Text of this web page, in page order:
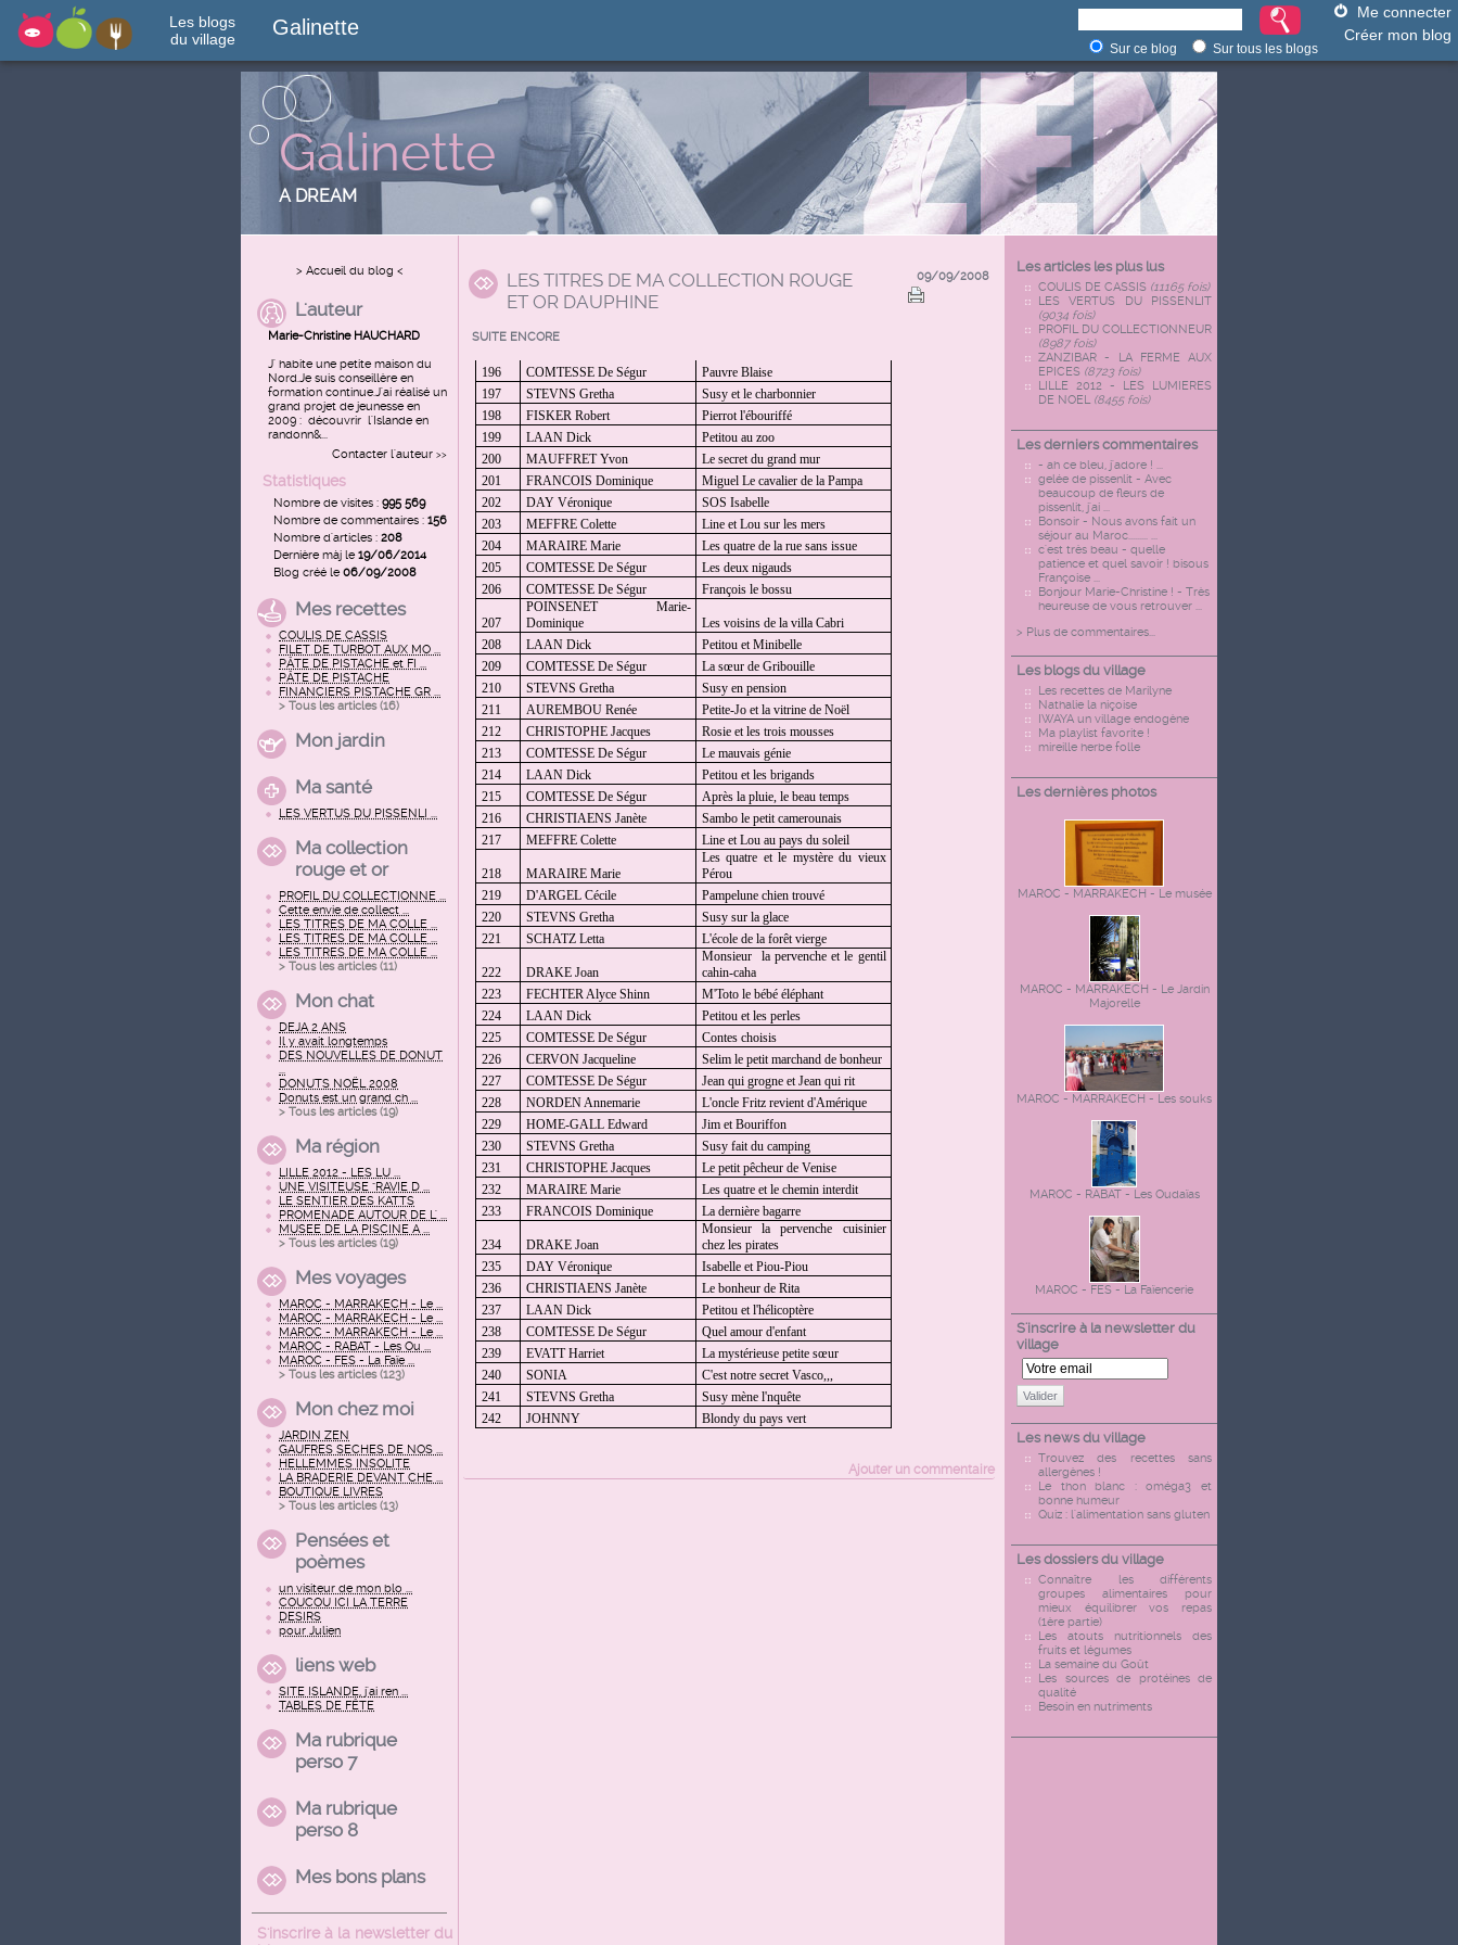
Les blogs
du village
Galinette
Me connecter
Créer mon blog
Sur ce blog Sur tous les blogs
Galinette
A DREAM
Les articles les plus lus
COULIS DE CASSIS (11165 fois)
LES VERTUS DU PISSENLIT
(9034 fois)
PROFIL DU COLLECTIONNEUR
(8987 fois)
ZANZIBAR - LA FERME AUX
EPICES (8723 fois)
LILLE 2012 - LES LUMIERES
DE NOEL (8455 fois)
Les derniers commentaires
- ah ce bleu, j'adore ! ...
gelée de pissenlit - Avec
beaucoup de fleurs de
pissenlit, j'ai ...
Bonsoir - Nous avons fait un
séjour au Maroc......... ...
c'est très beau - quelle
patience et quel savoir ! bisous
Françoise ...
Bonjour Marie-Christine ! - Très
heureuse de vous retrouver ...
> Plus de commentaires...
Les blogs du village
Les recettes de Marilyne
Nathalie la niçoise
IWAYA un village endogène
Ma playlist favorite !
mireille herbe folle
Les dernières photos
MAROC - MARRAKECH - Le musée
MAROC - MARRAKECH - Le Jardin
Majorelle
MAROC - MARRAKECH - Les souks
MAROC - RABAT - Les Oudaïas
MAROC - FES - La Faïencerie
S'inscrire à la newsletter du
village
Valider
Les news du village
Trouvez des recettes sans
allergènes !
Le thon blanc : oméga3 et
bonne humeur
Quiz : l'alimentation sans gluten
Les dossiers du village
Connaître les différents
groupes alimentaires pour
mieux équilibrer vos repas
(1ère partie)
Les atouts nutritionnels des
fruits et légumes
La semaine du Goût
Les sources de protéines de
qualité
Besoin en nutriments
> Accueil du blog <
L'auteur
Marie-Christine HAUCHARD
J' habite une petite maison du
Nord.Je suis conseillère en
formation continue.J'ai réalisé un
grand projet de jeunesse en
2009 : découvrir l'Islande en
randonn&...
Contacter l'auteur >>
Statistiques
Nombre de visites : 995 569
Nombre de commentaires : 156
Nombre d'articles : 208
Dernière màj le19/06/2014
Blog créé le06/09/2008
Mes recettes
COULIS DE CASSIS
FILET DE TURBOT AUX MO ...
PÂTE DE PISTACHE et FI ...
PÂTE DE PISTACHE
FINANCIERS PISTACHE GR ...
> Tous les articles (16)
Mon jardin
Ma santé
LES VERTUS DU PISSENLI ...
Ma collection
rouge et or
PROFIL DU COLLECTIONNE ...
Cette envie de collect ...
LES TITRES DE MA COLLE ...
LES TITRES DE MA COLLE ...
LES TITRES DE MA COLLE ...
> Tous les articles (11)
Mon chat
DEJA 2 ANS
Il y avait longtemps
DES NOUVELLES DE DONUT
...
DONUTS NOËL 2008
Donuts est un grand ch ...
> Tous les articles (19)
Ma région
LILLE 2012 - LES LU ...
UNE VISITEUSE "RAVIE D ...
LE SENTIER DES KATTS
PROMENADE AUTOUR DE L' ...
MUSEE DE LA PISCINE A ...
> Tous les articles (19)
Mes voyages
MAROC - MARRAKECH - Le ...
MAROC - MARRAKECH - Le ...
MAROC - MARRAKECH - Le ...
MAROC - RABAT - Les Ou ...
MAROC - FES - La Faïe ...
> Tous les articles (123)
Mon chez moi
JARDIN ZEN
GAUFRES SECHES DE NOS ...
HELLEMMES INSOLITE
LA BRADERIE DEVANT CHE ...
BOUTIQUE LIVRES
> Tous les articles (13)
Pensées et
poèmes
un visiteur de mon blo ...
COUCOU ICI LA TERRE
DESIRS
pour Julien
liens web
SITE ISLANDE, j'ai ren ...
TABLES DE FÊTE
Ma rubrique
perso 7
Ma rubrique
perso 8
Mes bons plans
S'inscrire à la newsletter du
LES TITRES DE MA COLLECTION ROUGE
ET OR DAUPHINE
09/09/2008
SUITE ENCORE
196 COMTESSE De Ségur
Pauvre Blaise
197
STEVNS Gretha
Susy et le charbonnier
198
FISKER Robert
Pierrot l'ébouriffé
199
LAAN Dick
Petitou au zoo
200
MAUFFRET Yvon
Le secret du grand mur
201
FRANCOIS Dominique
Miguel Le cavalier de la Pampa
202
DAY Véronique
SOS Isabelle
203
MEFFRE Colette
Line et Lou sur les mers
204
MARAIRE Marie
Les quatre de la rue sans issue
205
COMTESSE De Ségur
Les deux nigauds
206
COMTESSE De Ségur François le bossu
207
POINSENET Marie-
Dominique
Les voisins de la villa Cabri
208
LAAN Dick
Petitou et Minibelle
209
COMTESSE De Ségur
La sœur de Gribouille
210
STEVNS Gretha
Susy en pension
211
AUREMBOU Renée
Petite-Jo et la vitrine de Noël
212
CHRISTOPHE Jacques
Rosie et les trois mousses
213
COMTESSE De Ségur
Le mauvais génie
214
LAAN Dick
Petitou et les brigands
215
COMTESSE De Ségur
Après la pluie, le beau temps
216
CHRISTIAENS Janète
Sambo le petit camerounais
217
MEFFRE Colette Line et Lou au pays du soleil
218 MARAIRE Marie
Les quatre et le mystère du vieux
Pérou
219
D'ARGEL Cécile
Pampelune chien trouvé
220
STEVNS Gretha
Susy sur la glace
221
SCHATZ Letta L'école de la forêt vierge
222 DRAKE Joan
Monsieur
la pervenche et le gentil
cahin-caha
223
FECHTER Alyce Shinn
M'Toto le bébé éléphant
224
LAAN Dick
Petitou et les perles
225
COMTESSE De Ségur
Contes choisis
226
CERVON Jacqueline
Selim le petit marchand de bonheur
227
COMTESSE De Ségur
Jean qui grogne et Jean qui rit
228
NORDEN Annemarie
L'oncle Fritz revient d'Amérique
229
HOME-GALL Edward
Jim et Bouriffon
230
STEVNS Gretha
Susy fait du camping
231
CHRISTOPHE Jacques
Le petit pêcheur de Venise
232
MARAIRE Marie
Les quatre et le chemin interdit
233
FRANCOIS Dominique La dernière bagarre
234 DRAKE Joan
Monsieur la pervenche cuisinier
chez les pirates
235
DAY Véronique
Isabelle et Piou-Piou
236
CHRISTIAENS Janète
Le bonheur de Rita
237
LAAN Dick
Petitou et l'hélicoptère
238
COMTESSE De Ségur
Quel amour d'enfant
239
EVATT Harriet
La mystérieuse petite sœur
240
SONIA
C'est notre secret Vasco,,,
241
STEVNS Gretha
Susy mène l'nquête
242
JOHNNY Blondy du pays vert
Ajouter un commentaire